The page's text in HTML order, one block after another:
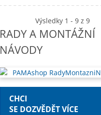
Výsledky 1 - 9 z 9
RADY A MONTÁŽNÍ
NÁVODY
CHCI
SE DOZVĚDĚT VÍCE